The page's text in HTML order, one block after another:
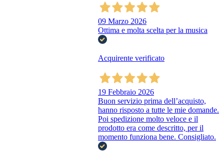
09 Marzo 2026
Ottima e molta scelta per la musica
Acquirente verificato
19 Febbraio 2026
Buon servizio prima dell’acquisto,
hanno risposto a tutte le mie domande.
Poi spedizione molto veloce e il
prodotto era come descritto, per il
momento funziona bene. Consigliato.